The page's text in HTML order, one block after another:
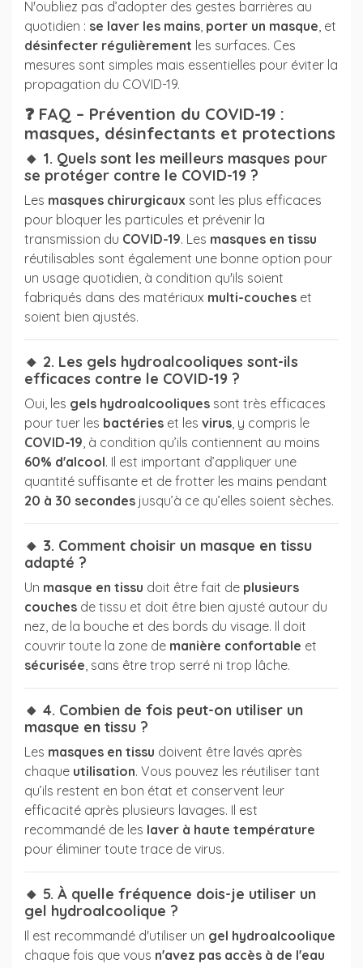
N'oubliez pas d’adopter des gestes barrières au
quotidien : se laver les mains, porter un masque, et
désinfecter régulièrement les surfaces. Ces
mesures sont simples mais essentielles pour éviter la
propagation du COVID-19.
❓ FAQ – Prévention du COVID-19 :
masques, désinfectants et protections
🔸 1. Quels sont les meilleurs masques pour
se protéger contre le COVID-19 ?
Les masques chirurgicaux sont les plus efficaces
pour bloquer les particules et prévenir la
transmission du COVID-19. Les masques en tissu
réutilisables sont également une bonne option pour
un usage quotidien, à condition qu'ils soient
fabriqués dans des matériaux multi-couches et
soient bien ajustés.
🔸 2. Les gels hydroalcooliques sont-ils
efficaces contre le COVID-19 ?
Oui, les gels hydroalcooliques sont très efficaces
pour tuer les bactéries et les virus , y compris le
COVID-19 , à condition qu’ils contiennent au moins
60% d'alcool. Il est important d’appliquer une
quantité suffisante et de frotter les mains pendant
20 à 30 secondes jusqu’à ce qu’elles soient sèches.
🔸 3. Comment choisir un masque en tissu
adapté ?
Un masque en tissu doit être fait de plusieurs
couches de tissu et doit être bien ajusté autour du
nez, de la bouche et des bords du visage. Il doit
couvrir toute la zone de manière confortable et
sécurisée , sans être trop serré ni trop lâche.
🔸 4. Combien de fois peut-on utiliser un
masque en tissu ?
Les masques en tissu doivent être lavés après
chaque utilisation. Vous pouvez les réutiliser tant
qu’ils restent en bon état et conservent leur
efficacité après plusieurs lavages. Il est
recommandé de les laver à haute température
pour éliminer toute trace de virus.
🔸 5. À quelle fréquence dois-je utiliser un
gel hydroalcoolique ?
Il est recommandé d'utiliser un gel hydroalcoolique
chaque fois que vous n'avez pas accès à de l'eau